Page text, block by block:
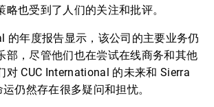
略也受到了人们的关注和批评。
的年度报告显示，该公司的主要业务仍
部，尽管他们也在尝试在线商务和其他
对 CUC International 的未来和 Sierra
仍然存在很多疑问和担忧。